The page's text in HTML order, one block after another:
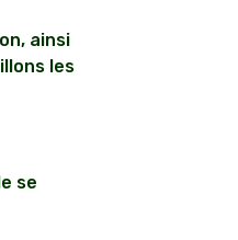
ainsi
les
se